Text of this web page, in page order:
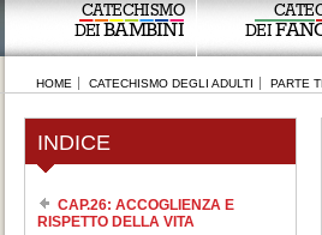
CATECHISMO
DEIBAMBINI
DEI
HOME CATECHISMO DEGLI ADULTI PARTE
INDICE
CAP.26: ACCOGLIENZA E
RISPETTO DELLA VITA